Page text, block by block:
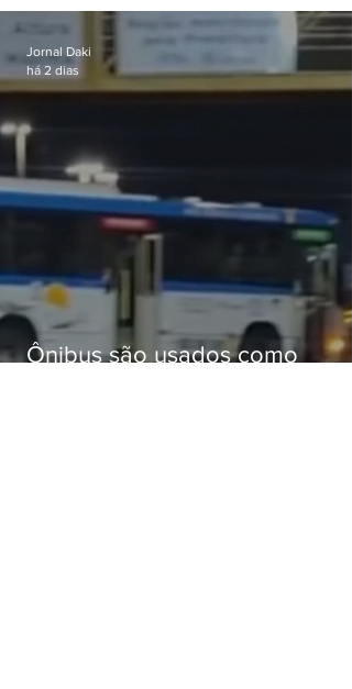
passagens
Ônibus são usados como
Jornal Daki
há 2 dias